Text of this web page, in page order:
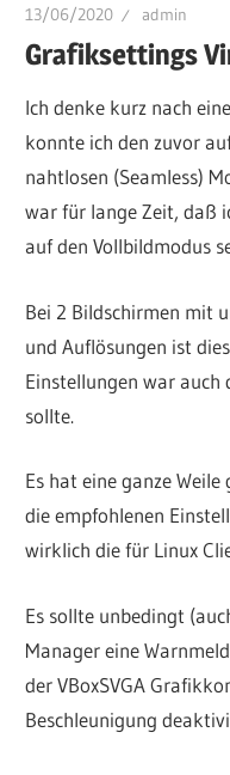
13/06/2020 admin
Grafiksettings
Ich denke kurz nach
konnte ich den zuvor
nahtlosen (Seamless)
war für lange Zeit, daß
auf den Vollbildmodus
Bei 2 Bildschirmen mit
und Auflösungen ist
Einstellungen war auch
sollte.
Es hat eine ganze
die empfohlenen
wirklich die für Linux
Es sollte unbedingt
Manager eine
der VBoxSVGA
Beschleunigung